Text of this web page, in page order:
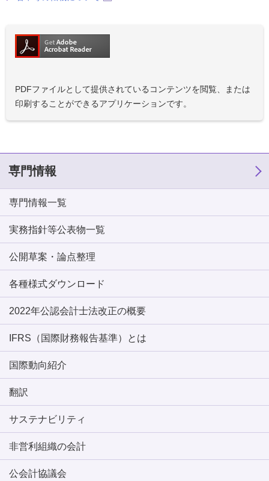
PDFファイルとして提供されているコンテンツを閲覧、または
印刷することができるアプリケーションです。
専門情報
専門情報一覧
実務指針等公表物一覧
公開草案・論点整理
各種様式ダウンロード
2022年公認会計士法改正の概要
IFRS（国際財務報告基準）とは
国際動向紹介
翻訳
サステナビリティ
非営利組織の会計
公会計協議会